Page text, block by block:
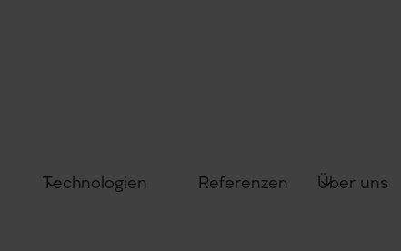
Technologien Referenzen Über uns